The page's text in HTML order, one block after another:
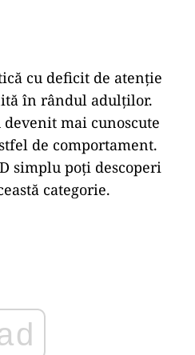
cu deficit de atenție
în rândul adulților.
mai cunoscute
de comportament.
simplu poți descoperi
categorie.